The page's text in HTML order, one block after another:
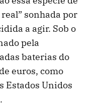
sonhada por
a agir. Sob o
pela
baterias do
euros, como
Estados Unidos